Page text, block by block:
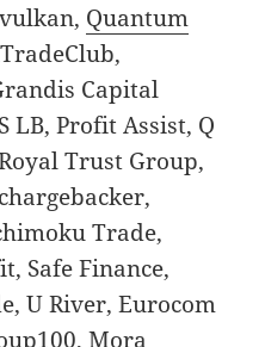
Quantum
Capital
LB, Profit Assist, Q
Trust Group,
Trade,
Safe Finance,
U River, Eurocom
Mora